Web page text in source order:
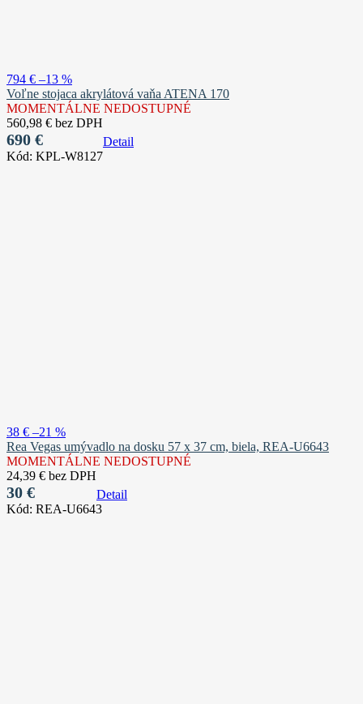
794 € –13 %
Voľne stojaca akrylátová vaňa ATENA 170
MOMENTÁLNE NEDOSTUPNÉ
560,98 € bez DPH
690 €
Detail
Kód: KPL-W8127
38 € –21 %
Rea Vegas umývadlo na dosku 57 x 37 cm, biela, REA-U6643
MOMENTÁLNE NEDOSTUPNÉ
24,39 € bez DPH
30 €
Detail
Kód: REA-U6643